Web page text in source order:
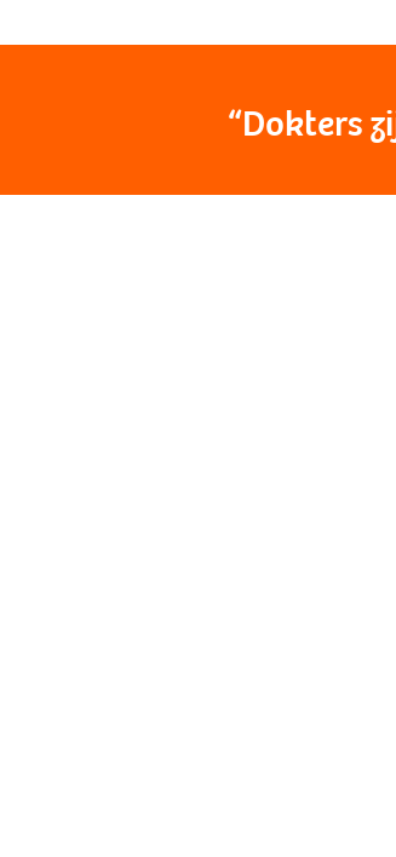
“Dokters